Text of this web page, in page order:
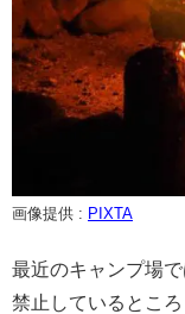
画像提供 : PIXTA
最近のキャンプ場
禁止しているところ